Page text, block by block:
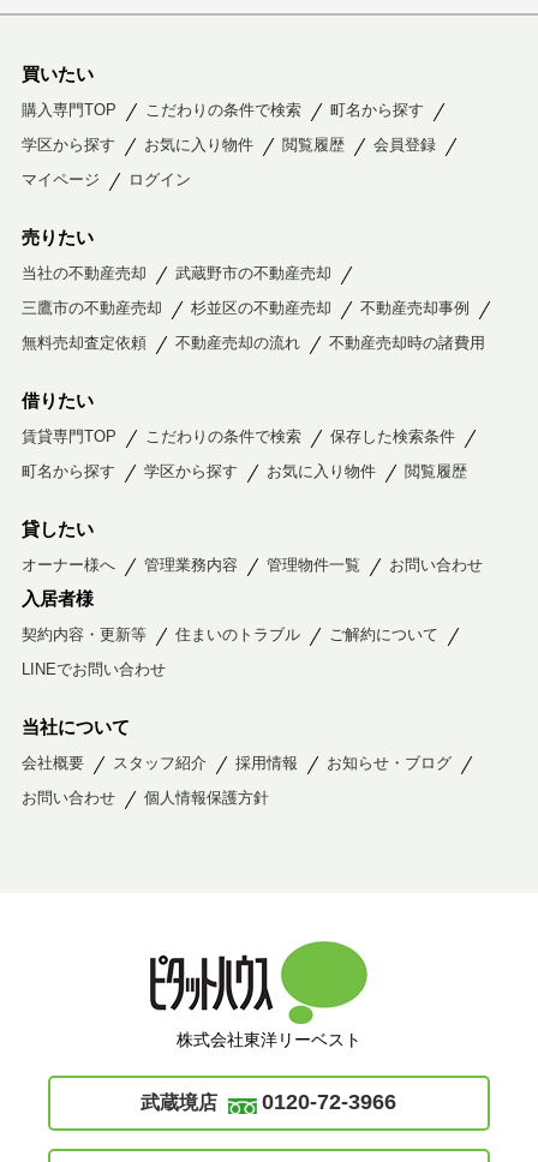
買いたい
購入専門TOP こだわりの条件で検索
町名から探す
学区から探す
お気に入り物件 閲覧履歴
会員登録
マイページ
ログイン
売りたい
当社の不動産売却
武蔵野市の不動産売却
三鷹市の不動産売却
杉並区の不動産売却
不動産売却事例
無料売却査定依頼
不動産売却の流れ 不動産売却時の諸費用
借りたい
賃貸専門TOP こだわりの条件で検索
保存した検索条件
町名から探す
学区から探す お気に入り物件 閲覧履歴
貸したい
オーナー様へ 管理業務内容 管理物件一覧 お問い合わせ
入居者様
契約内容・更新等 住まいのトラブル
ご解約について
LINEでお問い合わせ
当社について
会社概要 スタッフ紹介 採用情報
お知らせ・ブログ
お問い合わせ
個人情報保護方針
株式会社東洋リーベスト
武蔵境店 0120-72-3966